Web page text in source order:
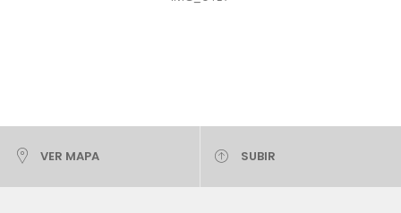
VER MAPA SUBIR